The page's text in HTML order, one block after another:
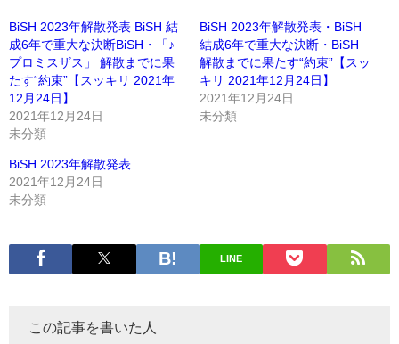
BiSH 2023年解散発表 BiSH 結
成6年で重大な決断BiSH・「♪
プロミスザス」 解散までに果
たす“約束”【スッキリ 2021年
12月24日】
2021年12月24日
未分類
BiSH 2023年解散発表・BiSH
結成6年で重大な決断・BiSH
解散までに果たす“約束”【スッ
キリ 2021年12月24日】
2021年12月24日
未分類
BiSH 2023年解散発表...
2021年12月24日
未分類
LINE
この記事を書いた人